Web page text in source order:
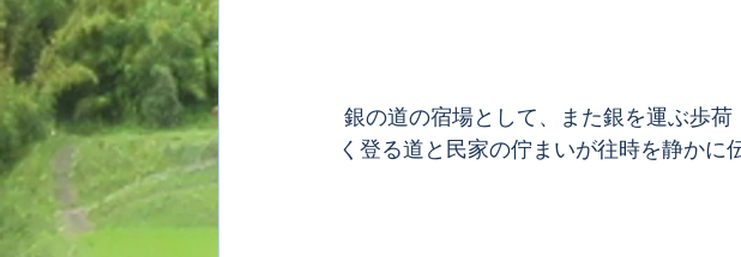
く登る道と民家の佇まいが往時を静かに